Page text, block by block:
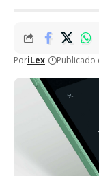
PoriLex Publicado